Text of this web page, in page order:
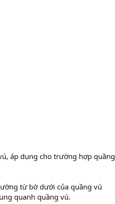
áp dụng cho trường hợp quầng
từ bờ dưới của quầng vú
quanh quầng vú.